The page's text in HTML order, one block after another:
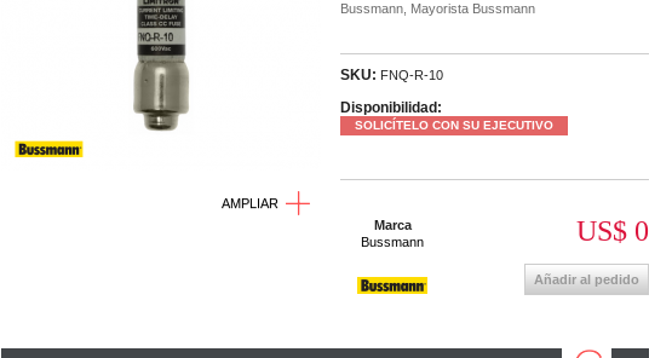
AMPLIAR
Bussmann, Mayorista Bussmann
SKU: FNQ-R-10
Disponibilidad:
SOLICÍTELO CON SU EJECUTIVO
US$ 0
Añadir al pedido
Marca
Bussmann